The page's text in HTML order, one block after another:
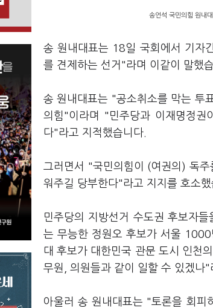
송언석 국민의힘 원내
송 원내대표는 18일 국회에서 기자
를 견제하는 선거"라며 이같이 말했
송 원내대표는 "공소취소를 막는 투
의힘"이라며 "민주당과 이재명정
다"라고 지적했습니다.
그러면서 "국민의힘이 (여권의) 독
워주길 당부한다"라고 지지를 호소했
민주당의 지방선거 수도권 후보자
는 무능한 정원오 후보가 서울
대 후보가 대한민국 관문 도시 인천
무원, 의원들과 같이 일할 수 있겠나"
아울러 송 원내대표는 "토론을 회피